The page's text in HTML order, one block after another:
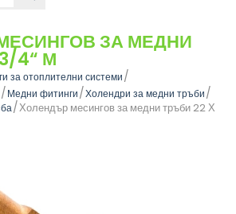
ЗА МЕДНИ
4“ М
за отоплителни системи
Медни фитинги Холендри за медни тръби
Холендър месингов за медни тръби 22 Х